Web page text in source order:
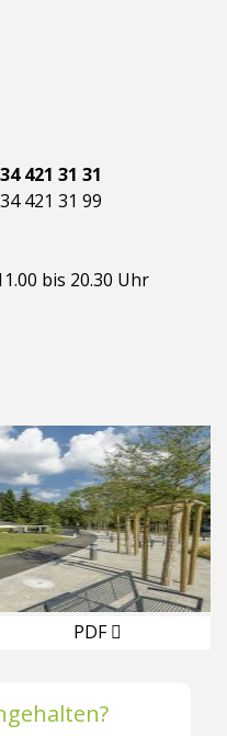
421 31 31
421 31 99
bis 20.30 Uhr
PDF